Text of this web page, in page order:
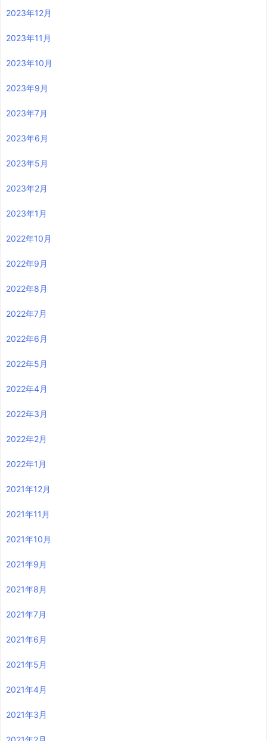
2023年12月
2023年11月
2023年10月
2023年9月
2023年7月
2023年6月
2023年5月
2023年2月
2023年1月
2022年10月
2022年9月
2022年8月
2022年7月
2022年6月
2022年5月
2022年4月
2022年3月
2022年2月
2022年1月
2021年12月
2021年11月
2021年10月
2021年9月
2021年8月
2021年7月
2021年6月
2021年5月
2021年4月
2021年3月